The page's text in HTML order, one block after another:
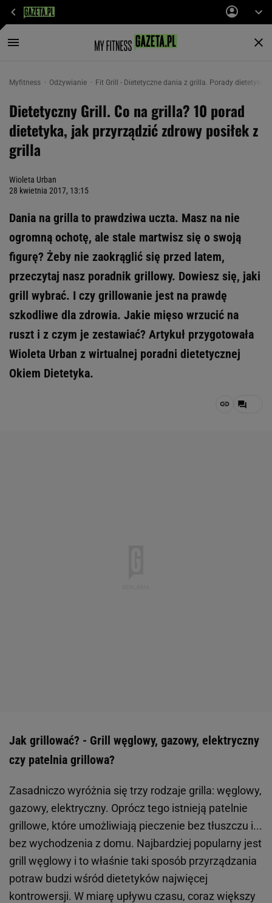
Myfitness Odżywianie Fit Grill - Dietetyczne dania z grilla. Porady dietetyka
Dietetyczny Grill. Co na grilla? 10 porad
dietetyka, jak przyrządzić zdrowy posiłek z
grilla
Wioleta Urban
28 kwietnia 2017, 13:15
Dania na grilla to prawdziwa uczta. Masz na nie
ogromną ochotę, ale stale martwisz się o swoją
figurę? Żeby nie zaokrąglić się przed latem,
przeczytaj nasz poradnik grillowy. Dowiesz się, jaki
grill wybrać. I czy grillowanie jest na prawdę
szkodliwe dla zdrowia. Jakie mięso wrzucić na
ruszt i z czym je zestawiać? Artykuł przygotowała
Wioleta Urban z wirtualnej poradni dietetycznej
Okiem Dietetyka.
Jak grillować? - Grill węglowy, gazowy, elektryczny
czy patelnia grillowa?
Zasadniczo wyróżnia się trzy rodzaje grilla: węglowy,
gazowy, elektryczny. Oprócz tego istnieją patelnie
grillowe, które umożliwiają pieczenie bez tłuszczu i...
bez wychodzenia z domu. Najbardziej popularny jest
grill węglowy i to właśnie taki sposób przyrządzania
potraw budzi wśród dietetyków najwięcej
kontrowersji. W miarę upływu czasu, coraz większy